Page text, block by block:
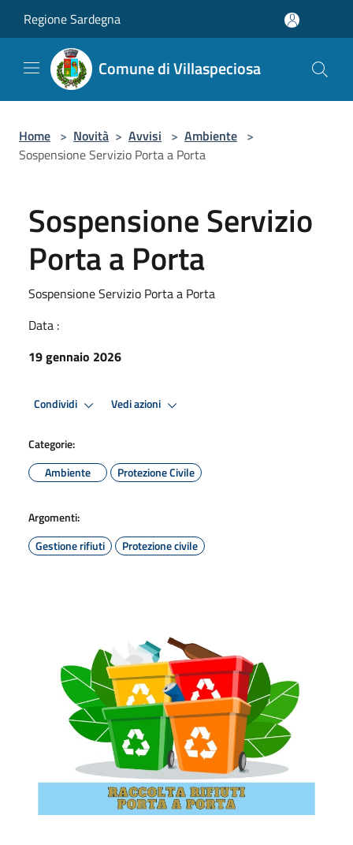
Regione Sardegna
Comune di Villaspeciosa
Home > Novità > Avvisi > Ambiente >
Sospensione Servizio Porta a Porta
Sospensione Servizio
Porta a Porta
Sospensione Servizio Porta a Porta
Data :
19 gennaio 2026
Condividi Vedi azioni
Categorie:
Ambiente
Protezione Civile
Argomenti:
Gestione rifiuti
Protezione civile